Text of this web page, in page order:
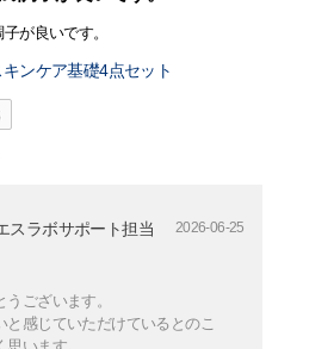
が良いです。
キンケア基礎4点セット
スラボサポート担当 2026-06-25
ございます。
と感じていただけているとのこ